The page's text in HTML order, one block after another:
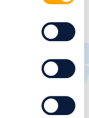
las mejores